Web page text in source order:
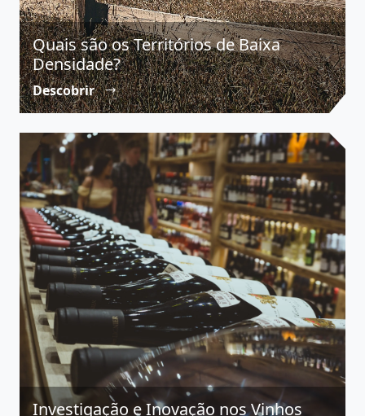
Quais são os Territórios de Baixa
Densidade?
Descobrir
Investigação e Inovação nos Vinhos